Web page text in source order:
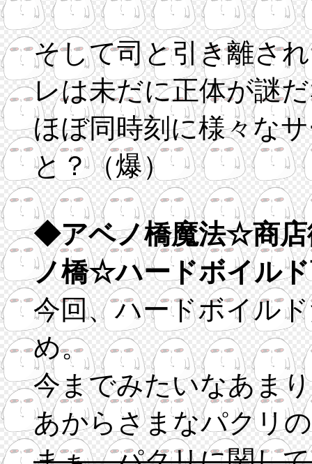
そして司と引き離さ
レは未だに正体が謎
ほぼ同時刻に様々な
と？（爆）
◆アベノ橋魔法☆商
ノ橋☆ハードボイル
今回、ハードボイル
め。
今までみたいなあま
あからさまなパクリ